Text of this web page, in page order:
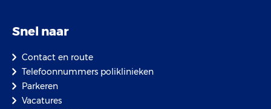
Snel naar
Contact en route
Telefoonnummers poliklinieken
Parkeren
Vacatures